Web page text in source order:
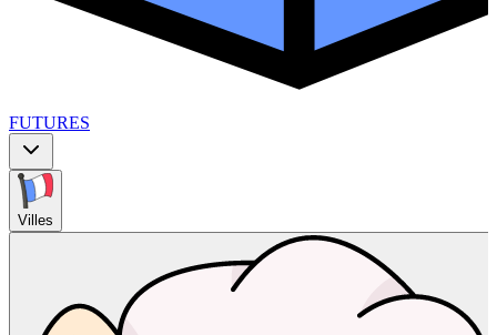
FUTURES
Villes